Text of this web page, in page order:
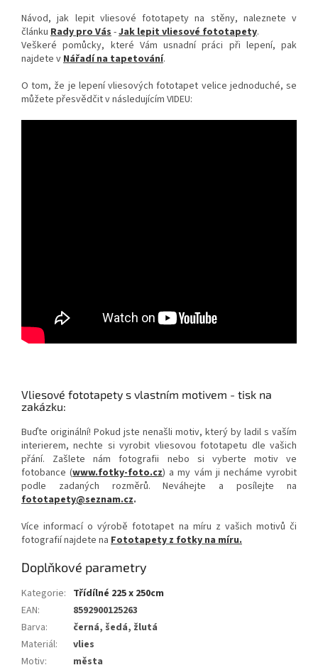
Návod, jak lepit vliesové fototapety na stěny, naleznete v
článku Rady pro Vás-Jak lepit vliesové fototapety.
Veškeré pomůcky, které Vám usnadní práci při lepení, pak
najdete vNářadí na tapetování.
O tom, že je lepení vliesových fototapet velice jednoduché, se
můžete přesvědčit v následujícím VIDEU:
Vliesové fototapety s vlastním motivem - tisk na
zakázku:
Buďte originální! Pokud jste nenašli motiv, který by ladil s vaším
interierem, nechte si vyrobit vliesovou fototapetu dle vašich
přání. Zašlete nám fotografii nebo si vyberte motiv ve
fotobance (www.fotky-foto.cz) a my vám ji necháme vyrobit
podle zadaných rozměrů. Neváhejte a posílejte na
fototapety@seznam.cz.
Více informací o výrobě fototapet na míru z vašich motivů či
fotografií najdete na Fototapety z fotky na míru.
Doplňkové parametry
Kategorie: Třídílné 225 x 250cm
EAN:
8592900125263
Barva:
černá, šedá, žlutá
Materiál:
vlies
Motiv:
města